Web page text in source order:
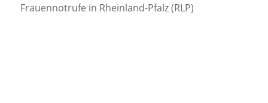
Frauennotrufe in Rheinland-Pfalz (RLP)